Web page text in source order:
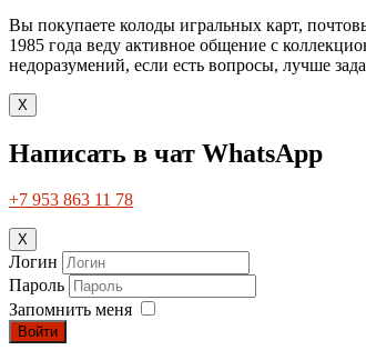
Вы покупаете колоды игральных карт,
1985 года веду активное общение с
недоразумений, если есть вопросы, лучше
X
Написать в чат WhatsApp
+7 953 863 11 78
X
Логин
Пароль
Запомнить меня
Войти